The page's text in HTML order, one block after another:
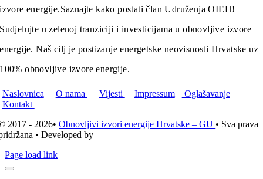
izvore energije.Saznajte kako postati član Udruženja OIEH!
Sudjelujte u zelenoj tranziciji i investicijama u obnovljive izvore
energije. Naš cilj je postizanje energetske neovisnosti Hrvatske uz
100% obnovljive izvore energije.
Naslovnica O nama Vijesti Impressum
Oglašavanje
Kontakt
2017 - 2026•Obnovljivi izvori energije Hrvatske – GU • Sva prava
• Developed by
Page load link